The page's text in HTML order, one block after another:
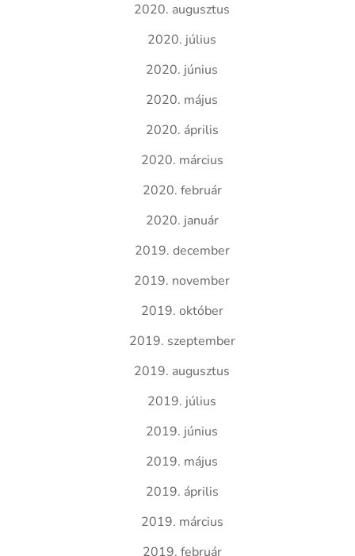
2020. augusztus
2020. július
2020. június
2020. május
2020. április
2020. március
2020. február
2020. január
2019. december
2019. november
2019. október
2019. szeptember
2019. augusztus
2019. július
2019. június
2019. május
2019. április
2019. március
2019. február